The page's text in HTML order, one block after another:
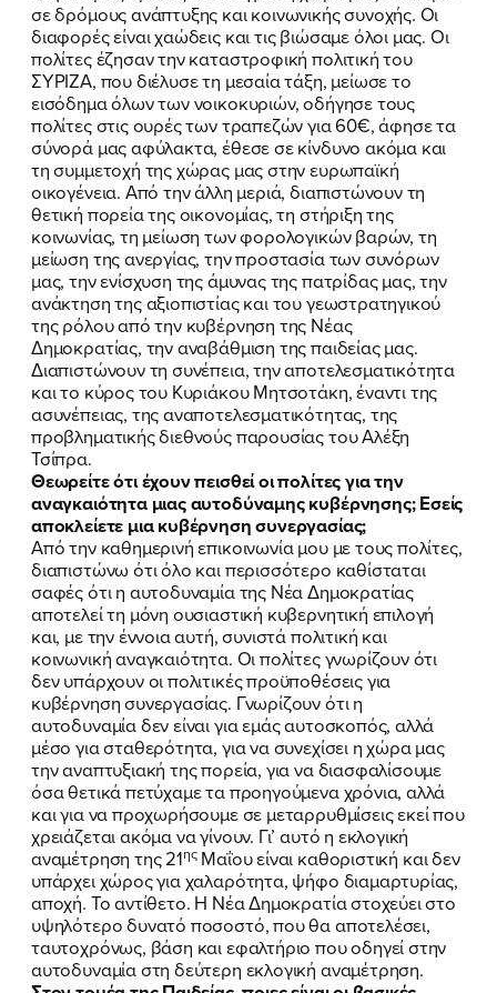
σε δρόμους ανάπτυξης και κοινωνικής συνοχής. Οι
διαφορές είναι χαώδεις και τις βιώσαμε όλοι μας. Οι
πολίτες έζησαν την καταστροφική πολιτική του
ΣΥΡΙΖΑ, που διέλυσε τη μεσαία τάξη, μείωσε το
εισόδημα όλων των νοικοκυριών, οδήγησε τους
πολίτες στις ουρές των τραπεζών για 60€, άφησε τα
σύνορά μας αφύλακτα, έθεσε σε κίνδυνο ακόμα και
τη συμμετοχή της χώρας μας στην ευρωπαϊκή
οικογένεια. Από την άλλη μεριά, διαπιστώνουν τη
θετική πορεία της οικονομίας, τη στήριξη της
κοινωνίας, τη μείωση των φορολογικών βαρών, τη
μείωση της ανεργίας, την προστασία των συνόρων
μας, την ενίσχυση της άμυνας της πατρίδας μας, την
ανάκτηση της αξιοπιστίας και του γεωστρατηγικού
της ρόλου από την κυβέρνηση της Νέας
Δημοκρατίας, την αναβάθμιση της παιδείας μας.
Διαπιστώνουν τη συνέπεια, την αποτελεσματικότητα
και το κύρος του Κυριάκου Μητσοτάκη, έναντι της
ασυνέπειας, της αναποτελεσματικότητας, της
προβληματικής διεθνούς παρουσίας του Αλέξη
Τσίπρα.
Θεωρείτε ότι έχουν πεισθεί οι πολίτες για την
αναγκαιότητα μιας αυτοδύναμης κυβέρνησης; Εσείς
αποκλείετε μια κυβέρνηση συνεργασίας;
Από την καθημερινή επικοινωνία μου με τους πολίτες,
διαπιστώνω ότι όλο και περισσότερο καθίσταται
σαφές ότι η αυτοδυναμία της Νέα Δημοκρατίας
αποτελεί τη μόνη ουσιαστική κυβερνητική επιλογή
και, με την έννοια αυτή, συνιστά πολιτική και
κοινωνική αναγκαιότητα. Οι πολίτες γνωρίζουν ότι
δεν υπάρχουν οι πολιτικές προϋποθέσεις για
κυβέρνηση συνεργασίας. Γνωρίζουν ότι η
αυτοδυναμία δεν είναι για εμάς αυτοσκοπός, αλλά
μέσο για σταθερότητα, για να συνεχίσει η χώρα μας
την αναπτυξιακή της πορεία, για να διασφαλίσουμε
όσα θετικά πετύχαμε τα προηγούμενα χρόνια, αλλά
και για να προχωρήσουμε σε μεταρρυθμίσεις εκεί που
χρειάζεται ακόμα να γίνουν. Γι’ αυτό η εκλογική
αναμέτρηση της 21ηςΜαΐου είναι καθοριστική και δεν
υπάρχει χώρος για χαλαρότητα, ψήφο διαμαρτυρίας,
αποχή. Το αντίθετο. Η Νέα Δημοκρατία στοχεύει στο
υψηλότερο δυνατό ποσοστό, που θα αποτελέσει,
ταυτοχρόνως, βάση και εφαλτήριο που οδηγεί στην
αυτοδυναμία στη δεύτερη εκλογική αναμέτρηση.